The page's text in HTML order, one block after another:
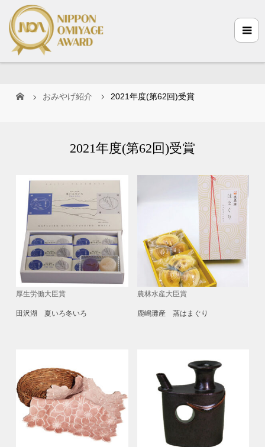
おみやげ紹介 2021年度(第62回)受賞
2021年度(第62回)受賞
厚生労働大臣賞
田沢湖 夏いろ冬いろ
農林水産大臣賞
鹿嶋灘産 蒸はまぐり